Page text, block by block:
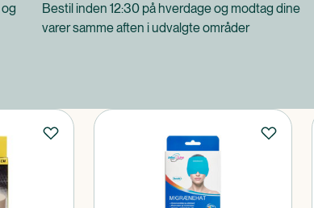
Bestil inden 12:30 på hverdage og modtag dine
varer samme aften i udvalgte områder